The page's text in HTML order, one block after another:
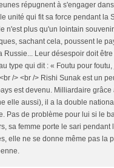
répugnent à s'engager
unité qui fit sa force pendant la
n'est plus qu'un lointain
sachant cela, poussent le
Russie... Leur désespoir doit
type qui dit : « Foutu pour
/> <br /> Rishi Sunak est un
est devenu. Milliardaire grâce
elle aussi), il a la double
Pas de problème pour lui si le
sa femme porte le sari pendant
elle ne se donne même pas la